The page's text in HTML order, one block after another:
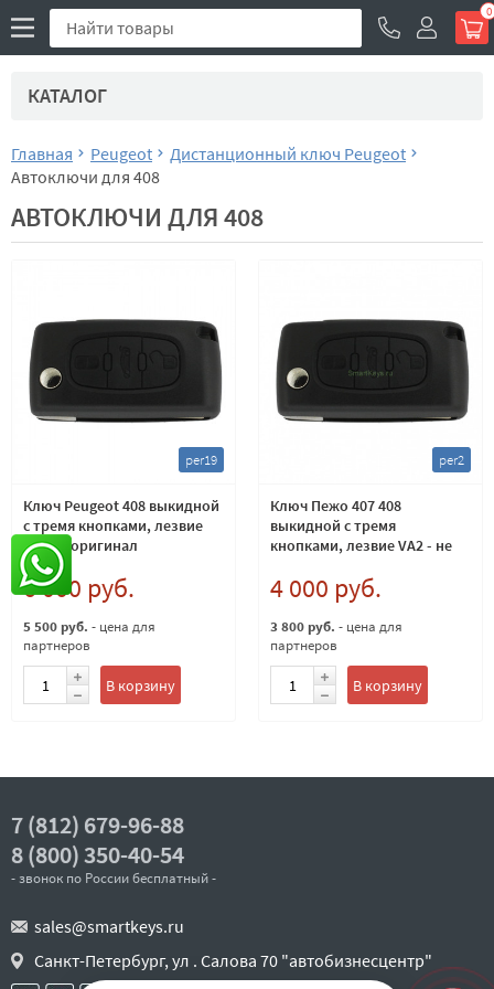
0
КАТАЛОГ
Главная Peugeot
Дистанционный ключ Peugeot
Автоключи для 408
АВТОКЛЮЧИ ДЛЯ 408
per19
Ключ Peugeot 408 выкидной
с тремя кнопками, лезвие
HU83 - оригинал
6 000 руб.
5 500 руб. - цена для
партнеров
В корзину
per2
Ключ Пежо 407 408
выкидной с тремя
кнопками, лезвие VA2 - не
4 000 руб.
3 800 руб. - цена для
партнеров
В корзину
7 (812) 679-96-88
8 (800) 350-40-54
- звонок по России бесплатный -
sales@smartkeys.ru
Санкт-Петербург, ул . Салова 70 "автобизнесцентр"